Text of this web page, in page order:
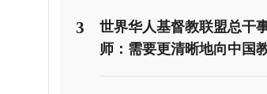
3
世界华人基督教联盟总干
师：需要更清晰地向中国